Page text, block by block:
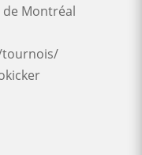
de Montréal